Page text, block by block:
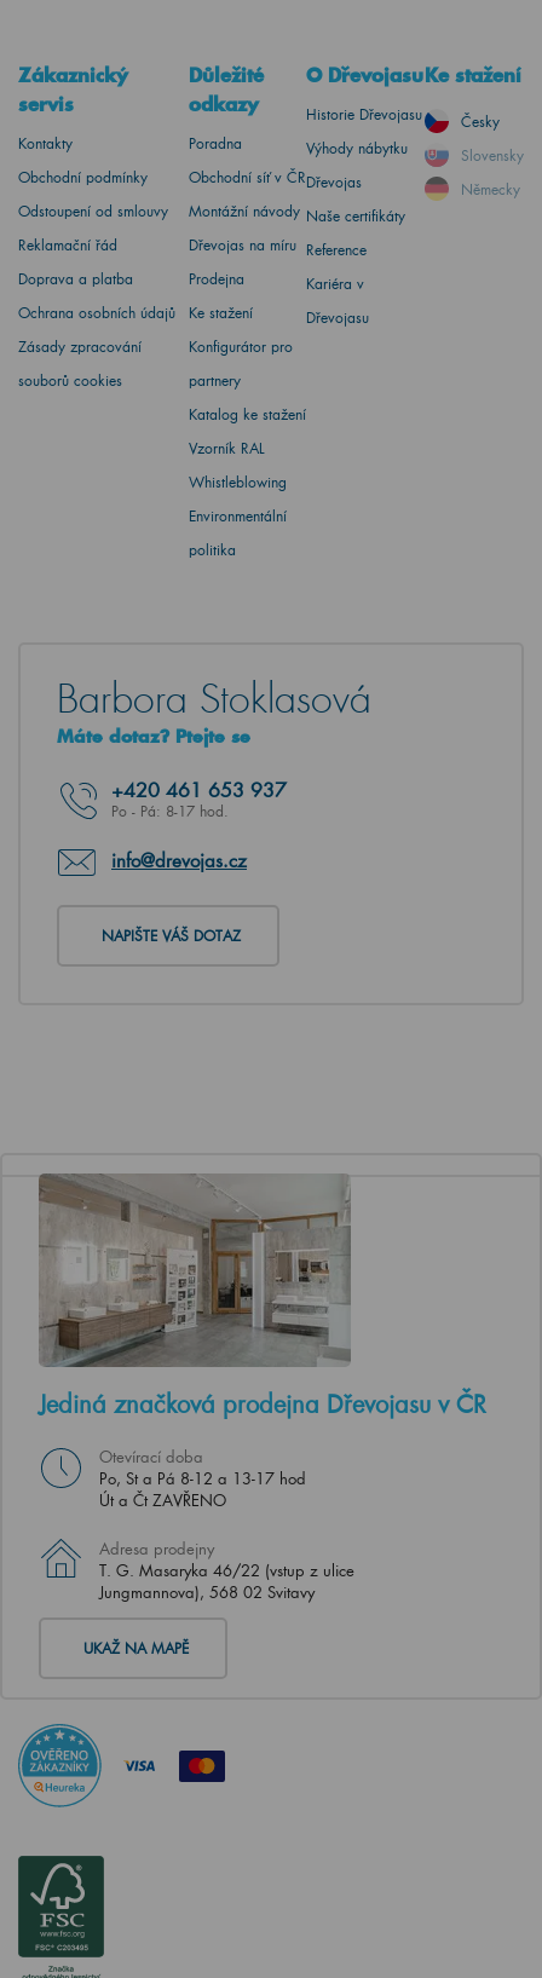
Zákaznický
servis
Kontakty
Obchodní podmínky
Odstoupení od smlouvy
Reklamační řád
Doprava a platba
Ochrana osobních údajů
Zásady zpracování
souborů cookies
Důležité
odkazy
Poradna
Obchodní síť v ČR
Montážní návody
Dřevojas na míru
Prodejna
Ke stažení
Konfigurátor pro
partnery
Katalog ke stažení
Vzorník RAL
Whistleblowing
Environmentální
politika
O Dřevojasu
Historie Dřevojasu
Výhody nábytku
Dřevojas
Naše certifikáty
Reference
Kariéra v
Dřevojasu
Ke stažení
Česky
Slovensky
Německy
Barbora Stoklasová
Máte dotaz? Ptejte se
+420 461 653 937
Po - Pá: 8-17 hod.
info@drevojas.cz
NAPIŠTE VÁŠ DOTAZ
Jediná značková prodejna Dřevojasu v ČR
Otevírací doba
Po, St a Pá 8-12 a 13-17 hod
Út a Čt ZAVŘENO
Adresa prodejny
T. G. Masaryka 46/22 (vstup z ulice
Jungmannova), 568 02 Svitavy
UKAŽ NA MAPĚ